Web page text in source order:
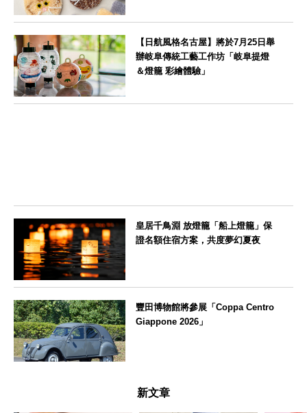
【日航風格名古屋】將於7月25日舉
辦岐阜傳統工藝工作坊「岐阜提燈
＆燈籠 彩繪體驗」
皇居千鳥淵 放燈籠「船上燈籠」保
證名額住宿方案，共度夢幻夏夜
豐田博物館將參展「Coppa Centro
Giappone 2026」
新文章